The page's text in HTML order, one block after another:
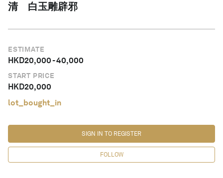
清 白玉雕辟邪
ESTIMATE
HKD20,000-40,000
START PRICE
HKD20,000
lot_bought_in
FOLLOW
SIGN IN TO REGISTER